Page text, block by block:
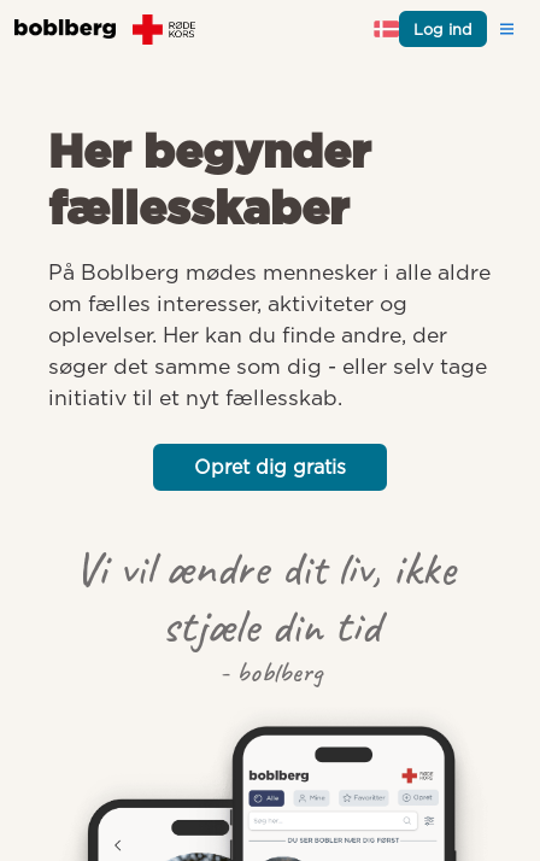
Log ind
Her begynder
fællesskaber
På Boblberg mødes mennesker i alle aldre
om fælles interesser, aktiviteter og
oplevelser. Her kan du finde andre, der
søger det samme som dig - eller selv tage
initiativ til et nyt fællesskab.
Opret dig gratis
Vi vil ændre dit liv, ikke
stjæle din tid
- boblberg